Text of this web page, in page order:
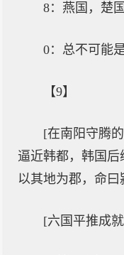
8：燕国，楚国
0：总不可能
【9】
[在南阳守腾
逼近韩都，韩国后
以其地为郡，命
[六国平推成